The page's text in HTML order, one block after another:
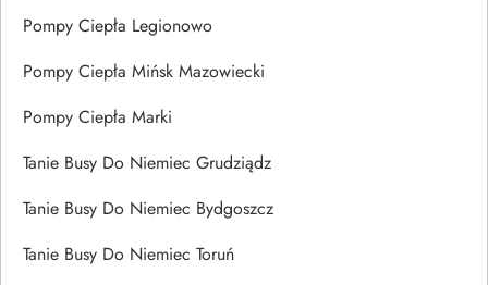
Pompy Ciepła Legionowo
Pompy Ciepła Mińsk Mazowiecki
Pompy Ciepła Marki
Tanie Busy Do Niemiec Grudziądz
Tanie Busy Do Niemiec Bydgoszcz
Tanie Busy Do Niemiec Toruń